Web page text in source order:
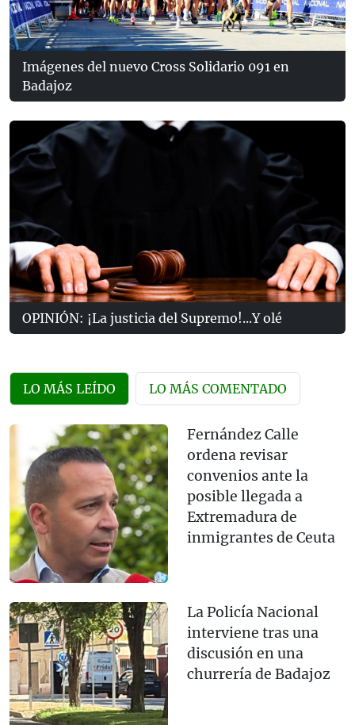
Imágenes del nuevo Cross Solidario 091 en
Badajoz
OPINIÓN: ¡La justicia del Supremo!...Y olé
LO MÁS LEÍDO LO MÁS COMENTADO
Fernández Calle
ordena revisar
convenios ante la
posible llegada a
Extremadura de
inmigrantes de Ceuta
La Policía Nacional
interviene tras una
discusión en una
churrería de Badajoz